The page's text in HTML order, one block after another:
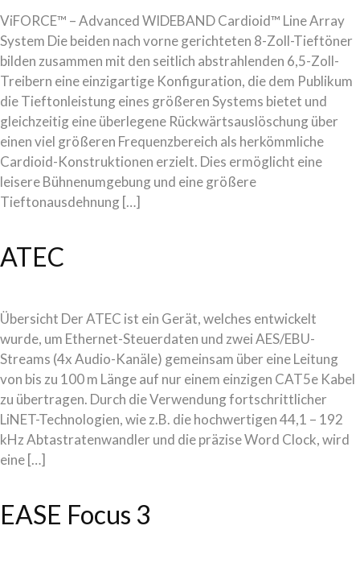
ViFORCE™ – Advanced WIDEBAND Cardioid™ Line Array
System Die beiden nach vorne gerichteten 8-Zoll-Tieftöner
bilden zusammen mit den seitlich abstrahlenden 6,5-Zoll-
Treibern eine einzigartige Konfiguration, die dem Publikum
die Tieftonleistung eines größeren Systems bietet und
gleichzeitig eine überlegene Rückwärtsauslöschung über
einen viel größeren Frequenzbereich als herkömmliche
Cardioid-Konstruktionen erzielt. Dies ermöglicht eine
leisere Bühnenumgebung und eine größere
Tieftonausdehnung […]
ATEC
Übersicht Der ATEC ist ein Gerät, welches entwickelt
wurde, um Ethernet-Steuerdaten und zwei AES/EBU-
Streams (4x Audio-Kanäle) gemeinsam über eine Leitung
von bis zu 100 m Länge auf nur einem einzigen CAT5e Kabel
zu übertragen. Durch die Verwendung fortschrittlicher
LiNET-Technologien, wie z.B. die hochwertigen 44,1 – 192
kHz Abtastratenwandler und die präzise Word Clock, wird
eine […]
EASE Focus 3